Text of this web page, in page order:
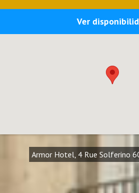
Ver
Armor Hotel, 4 Rue Solferino